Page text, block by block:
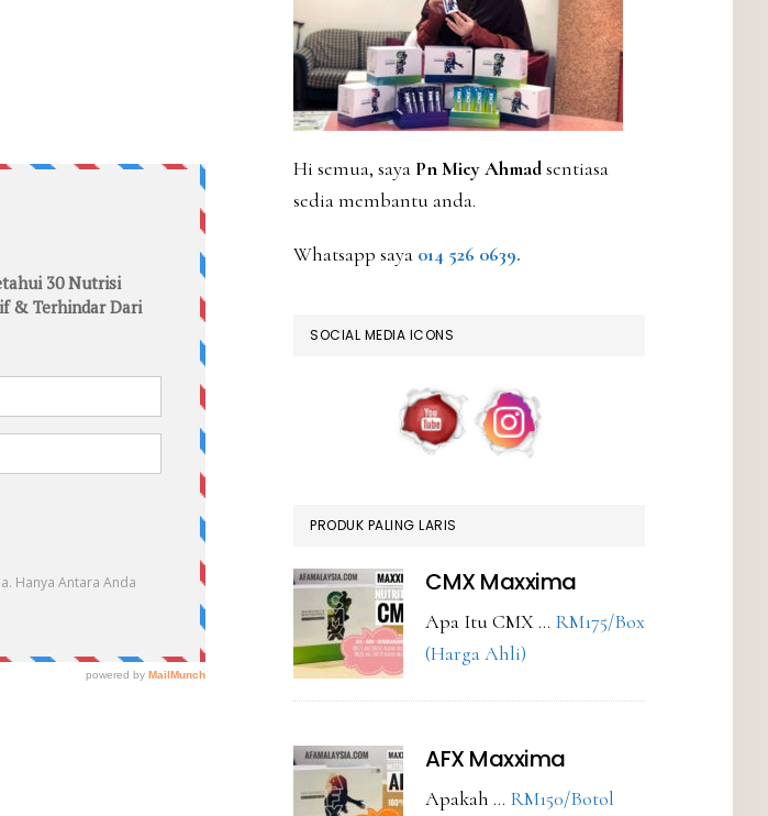
Hi semua, saya Pn Miey Ahmadsentiasa
sedia membantu anda.
Whatsapp saya 014 526 0639.
SOCIAL MEDIA ICONS
PRODUK PALING LARIS
CMX Maxxima
Apa Itu CMX … RM175/Box
(Harga Ahli)
AFX Maxxima
Apakah … RM150/Botol